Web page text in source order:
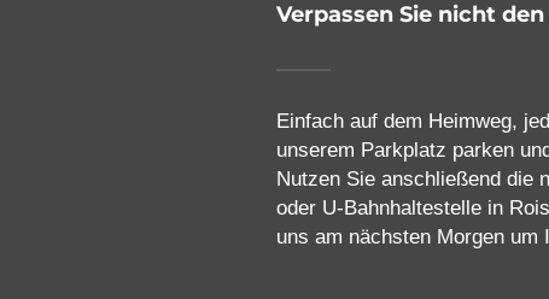
Verpassen Sie nicht
Einfach auf dem Heimweg,
unserem Parkplatz parken
Nutzen Sie anschließend die
oder U-Bahnhaltestelle in
uns am nächsten Morgen um